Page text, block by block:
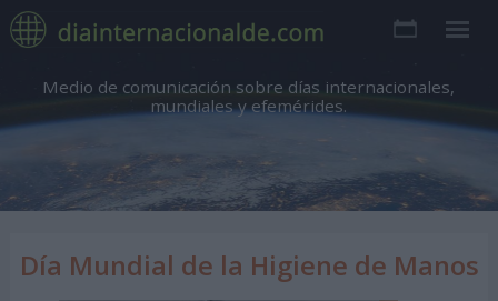
Medio de comunicación sobre días internacionales,
mundiales y efemérides.
Día Mundial de la Higiene de Manos